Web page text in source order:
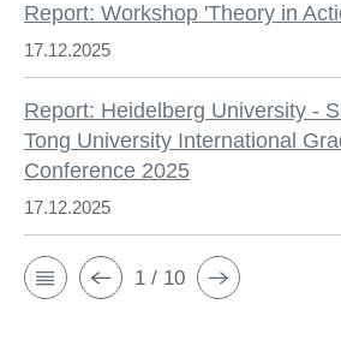
Report: Workshop 'Theory in
17.12.2025
Report: Heidelberg University -
Tong University International
Conference 2025
17.12.2025
1 / 10